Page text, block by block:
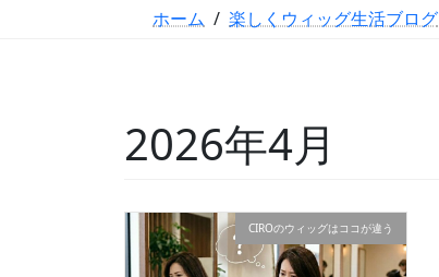
ホーム 楽しくウィッグ生活ブログ
2026年4月
CIROのウィッグはココが違う